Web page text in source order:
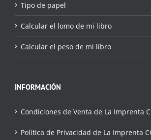
Tipo de papel
Calcular el lomo de mi libro
Calcular el peso de mi libro
INFORMACIÓN
Condiciones de Venta de La Imprenta
Política de Privacidad de La Imprenta